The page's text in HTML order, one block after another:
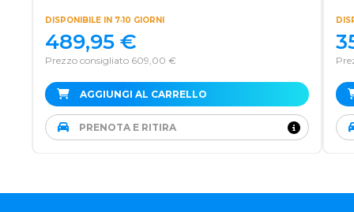
DISPONIBILE IN 7‑10 GIORNI
Prezzo consigliato 609,00 €
489,95 €
AGGIUNGI AL CARRELLO
PRENOTA E RITIRA